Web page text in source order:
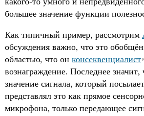
большее значение функции
Как типичный пример, рассмотрим
обсуждения важно, что это
областью, что он консеквенциалист
вознаграждение. Последнее
значение сигнала, который
представлял это как прямое
микрофона, только передающее